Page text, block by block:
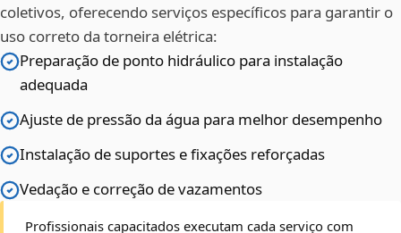
coletivos, oferecendo serviços específicos para garantir o
uso correto da torneira elétrica:
Preparação de ponto hidráulico para instalação
adequada
Ajuste de pressão da água para melhor desempenho
Instalação de suportes e fixações reforçadas
Vedação e correção de vazamentos
Profissionais capacitados executam cada serviço com